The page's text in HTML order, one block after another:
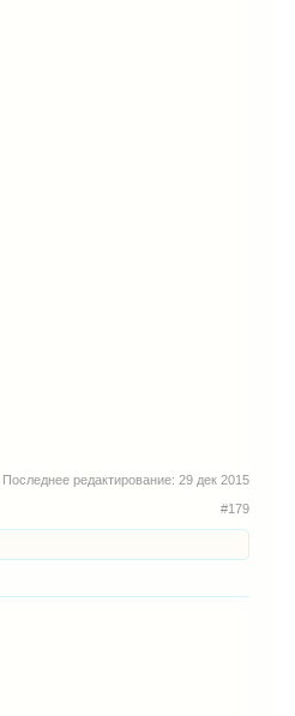
Последнее редактирование: 29 дек 2015
#179